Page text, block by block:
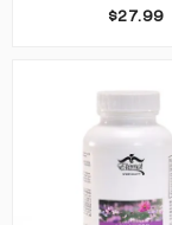
$27.99